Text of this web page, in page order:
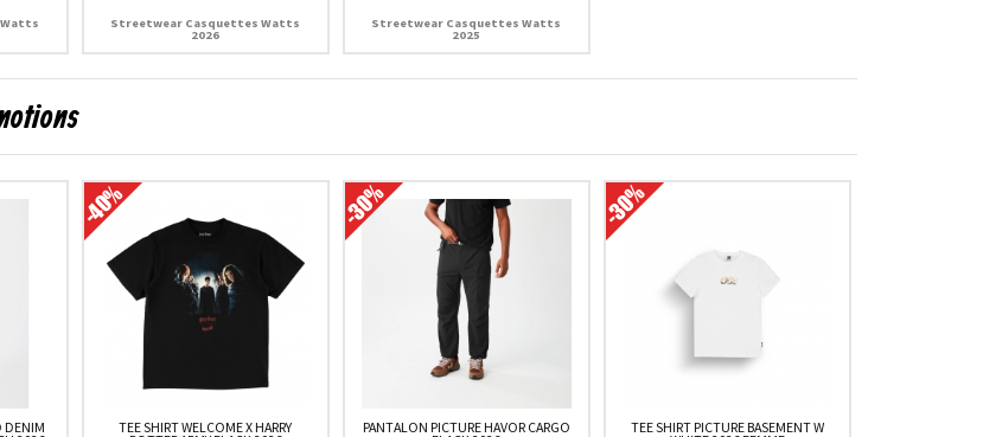
Streetwear Casquettes Watts
2026
Streetwear Casquettes Watts
2025
DENIM TEE SHIRT WELCOME X HARRY PANTALON PICTURE HAVOR CARGO TEE SHIRT PICTURE BASEMENT W